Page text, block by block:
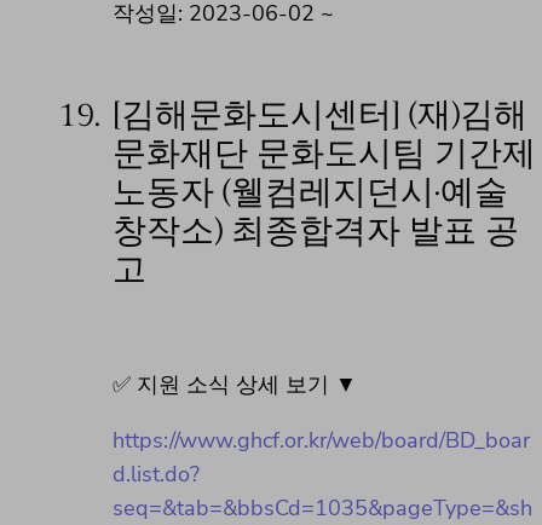
작성일: 2023-06-02 ~
19. [김해문화도시센터] (재)김해
문화재단 문화도시팀 기간제
노동자 (웰컴레지던시·예술
창작소) 최종합격자 발표 공
고
✅ 지원 소식 상세 보기 ▼
https://www.ghcf.or.kr/web/board/BD_boar
d.list.do?
seq=&tab=&bbsCd=1035&pageType=&sh